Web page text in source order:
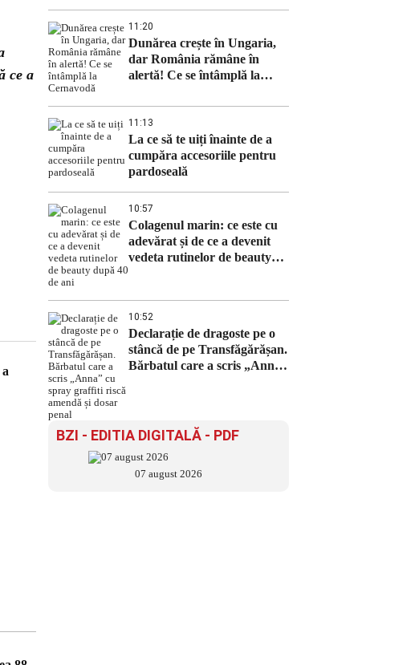
ce a
11:20
Dunărea crește în Ungaria,
dar România rămâne în
alertă! Ce se întâmplă la
11:13
La ce să te uiți înainte de a
cumpăra accesoriile pentru
pardoseală
10:57
Colagenul marin: ce este cu
adevărat și de ce a devenit
vedeta rutinelor de beauty
10:52
Declarație de dragoste pe o
stâncă de pe Transfăgărășan.
Bărbatul care a scris „Anna”
BZI - EDITIA DIGITALĂ - PDF
07 august 2026